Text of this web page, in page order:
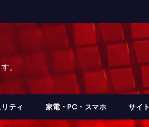
。
ティ 家電・PC・スマホ サイ